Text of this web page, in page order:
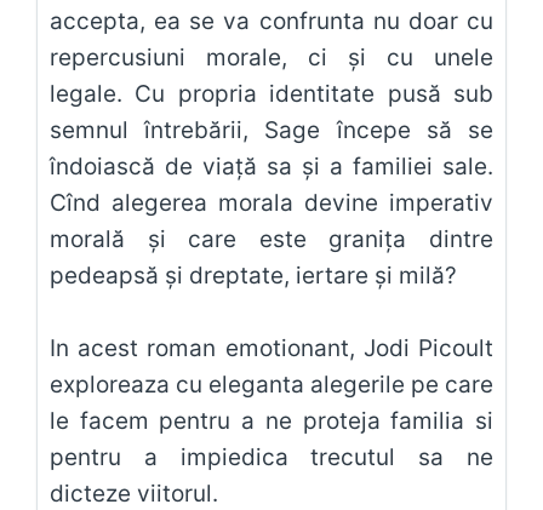
accepta, ea se va confrunta nu doar cu
repercusiuni morale, ci și cu unele
legale. Cu propria identitate pusă sub
semnul întrebării, Sage începe să se
îndoiască de viață sa și a familiei sale.
Cînd alegerea morala devine imperativ
morală și care este granița dintre
pedeapsă și dreptate, iertare și milă?
In acest roman emotionant, Jodi Picoult
exploreaza cu eleganta alegerile pe care
le facem pentru a ne proteja familia si
pentru a impiedica trecutul sa ne
dicteze viitorul.